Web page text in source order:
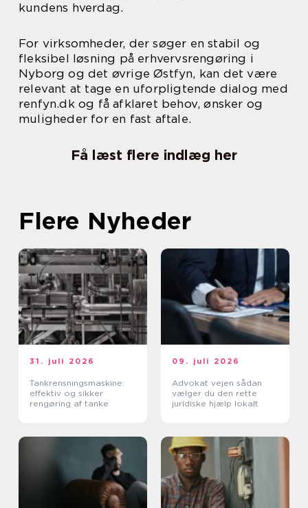
kundens hverdag.
For virksomheder, der søger en stabil og
fleksibel løsning på erhvervsrengøring i
Nyborg og det øvrige Østfyn, kan det være
relevant at tage en uforpligtende dialog med
renfyn.dk og få afklaret behov, ønsker og
muligheder for en fast aftale.
Få læst flere indlæg her
Flere Nyheder
31. juli 2026
Tankrensningsmaskine:
effektiv og sikker
rengøring af tanke
09. juli 2026
Advokat vejen sådan
vælger du den rette
juridiske hjælp lokalt